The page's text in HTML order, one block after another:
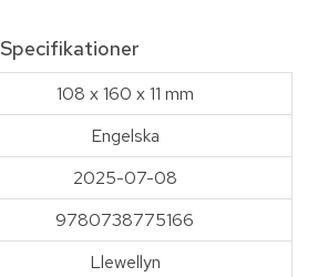
Specifikationer
108 x 160 x 11 mm
Engelska
2025-07-08
9780738775166
Llewellyn